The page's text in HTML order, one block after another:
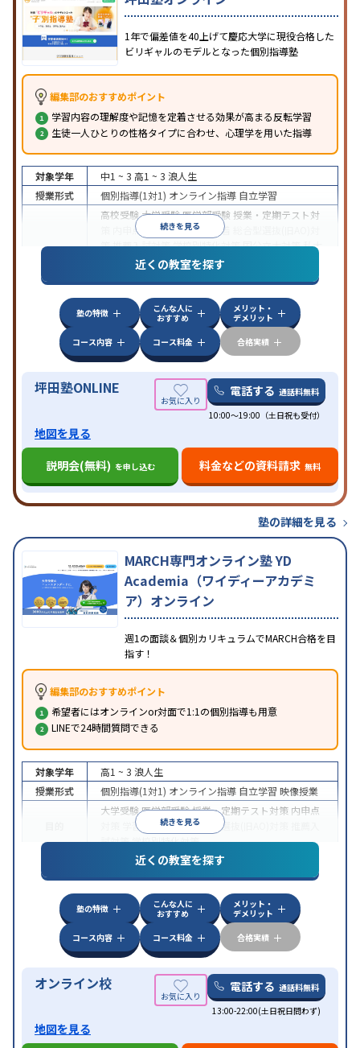
1年で偏差値を40上げて慶応大学に現役合格した
ビリギャルのモデルとなった個別指導塾
編集部のおすすめポイント
学習内容の理解度や記憶を定着させる効果が高まる反転学習
生徒一人ひとりの性格タイプに合わせ、心理学を用いた指導
続きを見る
対象学年 中1 ~ 3 高1 ~ 3 浪人生
授業形式
個別指導(1対1) オンライン指導 自立学習
高校受験大学受験医学部受験 授業・定期テスト対
内申点対策学習習慣の定着
策推薦入試対策学校別特化対策国公立大対策私大
共通テスト対策英検(英語検定)対策
その
特徴
中高一貫校生に対応授業の振替可能 不登校生に対
学習にPC・タブレットを利用オンライン対応
科目から受講可能季節講習のみの受講可発達障害
の子どもに対応
近くの教室を探す
塾の特徴
こんな人に
おすすめ
メリット・
デメリット
コース内容
コース料金 合格実績
坪田塾ONLINE 電話する 通話料無料
10:00～19:00（土日祝も受付）
地図を見る
説明会(無料) を申し込む 料金などの資料請求 無料
塾の詳細を見る
MARCH専門オンライン塾 YD
Academia（ワイディーアカデミ
ア）オンライン
週1の面談＆個別カリキュラムでMARCH合格を目
指す！
編集部のおすすめポイント
希望者にはオンラインor対面で1:1の個別指導も用意
LINEで24時間質問できる
続きを見る
対象学年 高1 ~ 3 浪人生
授業形式
個別指導(1対1) オンライン指導 自立学習 映像授業
大学受験医学部受験授業・定期テスト対策 内申点
学習習慣の定着 総合型選抜(旧AO)対策
試対策学校別特化対策
特徴
中高一貫校生に対応授業の振替可能
学習にPC・タブレットを利用オンライン対応1
科目から受講可能
近くの教室を探す
塾の特徴
こんな人に
おすすめ
メリット・
デメリット
コース内容
コース料金 合格実績
オンライン校 電話する 通話料無料
13:00-22:00(土日祝日問わず)
地図を見る